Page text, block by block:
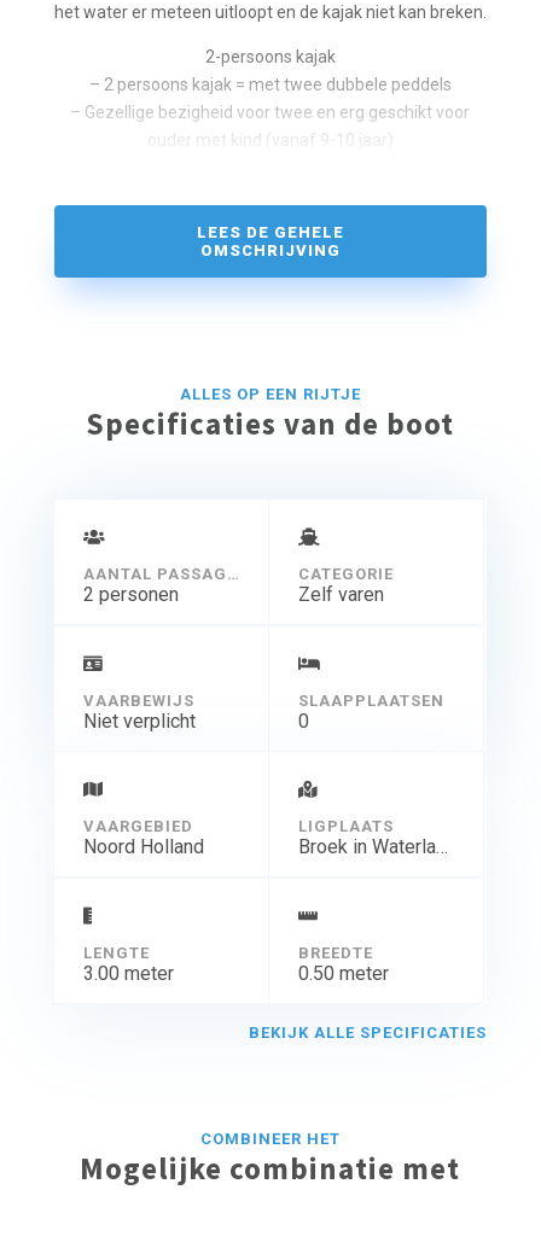
het water er meteen uitloopt en de kajak niet kan breken.
2-persoons kajak
– 2 persoons kajak = met twee dubbele peddels
– Gezellige bezigheid voor twee en erg geschikt voor
ouder met kind (vanaf 9-10 jaar)
zwaarlijvige personen
– Weinig bagageruimte, kleine tas of rugzak past wel
– Geplastificeerd routekaartje en tonnetje voor
LEES DE GEHELE
OMSCHRIJVING
ALLES OP EEN RIJTJE
Specificaties van de boot
AANTAL PASSAGIERS
2 personen
CATEGORIE
Zelf varen
VAARBEWIJS
Niet verplicht
SLAAPPLAATSEN
0
VAARGEBIED
Noord Holland
LIGPLAATS
Broek in Waterland
LENGTE
3.00 meter
BREEDTE
0.50 meter
BEKIJK ALLE SPECIFICATIES
COMBINEER HET
Mogelijke combinatie met